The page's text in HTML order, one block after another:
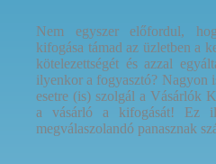
Nem egyszer előfordul,
kifogása támad az üzletben a
kötelezettségét és azzal
ilyenkor a fogyasztó? Nagyon
esetre (is) szolgál a Vásárlók
a vásárló a kifogását! Ez
megválaszolandó panasznak